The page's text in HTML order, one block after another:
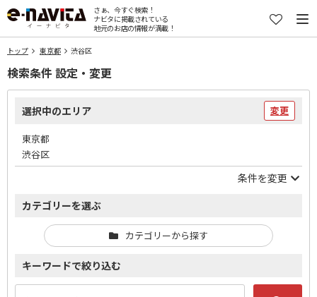
さぁ、今すぐ検索！
ナビタに掲載されている
地元のお店の情報が満載！
トップ 東京都 渋谷区
検索条件 設定・変更
選択中のエリア 変更
東京都
渋谷区
条件を変更
カテゴリーを選ぶ
カテゴリーから探す
キーワードで絞り込む